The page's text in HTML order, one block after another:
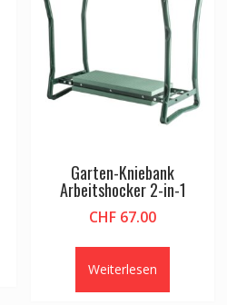
Garten-Kniebank
Arbeitshocker 2-in-1
CHF 67.00
Weiterlesen